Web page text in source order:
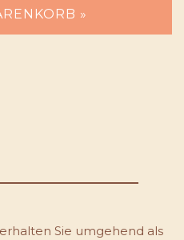
»
Sie umgehend als